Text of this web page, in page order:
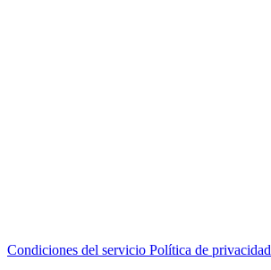
Condiciones del servicio Política de privacidad